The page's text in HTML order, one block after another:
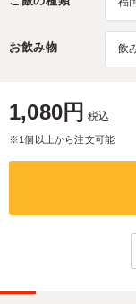
お飲み物
1,080円 税込
※1個以上から注文可能